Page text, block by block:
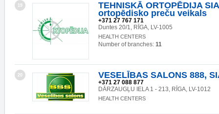
19
TEHNISKĀ ORTOPĒDIJA
ortopēdisko preču veikals
+371 27 767 171
Duntes 20/1, RĪGA, LV-1005
HEALTH CENTERS
Number of branches: 11
20 VESELĪBAS SALONS 888,
+371 27 088 877
DĀRZAUGĻU IELA 1 - 213, RĪGA, LV-1012
HEALTH CENTERS